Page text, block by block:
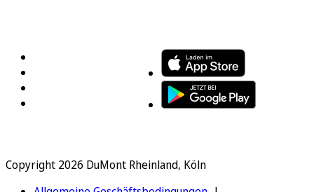
Copyright 2026 DuMont Rheinland, Köln